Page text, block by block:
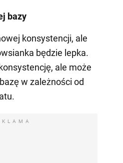
bazy
konsystencji, ale
będzie lepka.
ale może
w zależności od